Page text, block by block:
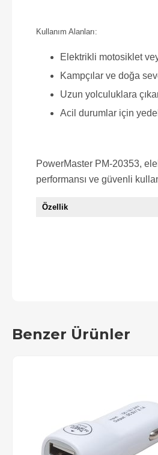
Kullanım Alanları:
Elektrikli motosiklet
Kampçılar ve doğa
Uzun yolculuklara
Acil durumlar için
PowerMaster PM-20353,
performansı ve güvenli
Özellik
Benzer Ürünler